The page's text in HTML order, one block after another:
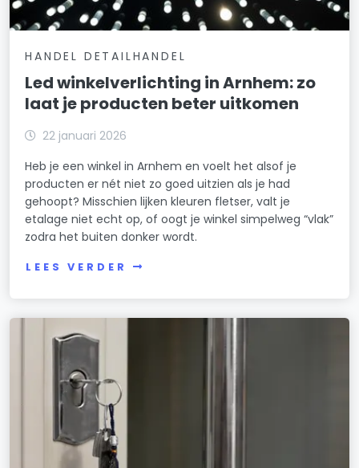
HANDEL DETAILHANDEL
Led winkelverlichting in Arnhem: zo
laat je producten beter uitkomen
22 januari 2026
Heb je een winkel in Arnhem en voelt het alsof je
producten er nét niet zo goed uitzien als je had
gehoopt? Misschien lijken kleuren fletser, valt je
etalage niet echt op, of oogt je winkel simpelweg “vlak”
zodra het buiten donker wordt.
LEES VERDER